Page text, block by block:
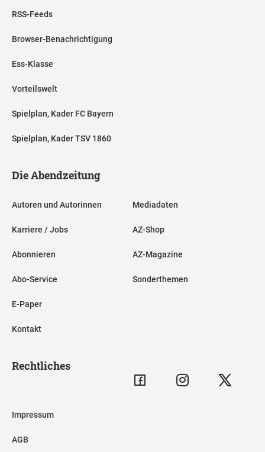
RSS-Feeds
Browser-Benachrichtigung
Ess-Klasse
Vorteilswelt
Spielplan, Kader FC Bayern
Spielplan, Kader TSV 1860
Die Abendzeitung
Autoren und Autorinnen
Karriere / Jobs
Abonnieren
Abo-Service
E-Paper
Kontakt
Mediadaten
AZ-Shop
AZ-Magazine
Sonderthemen
Rechtliches
Impressum
AGB